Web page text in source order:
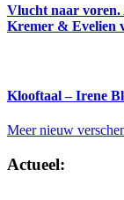
Vlucht naar voren.
Kremer & Evelien
Klooftaal – Irene
Meer nieuw
Actueel: